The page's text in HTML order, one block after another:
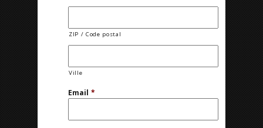
ZIP / Code postal
Ville
Email *